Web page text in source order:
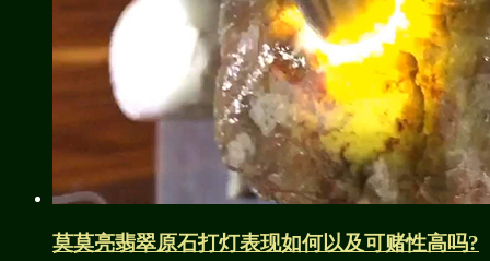
莫莫亮翡翠原石打灯表现如何以及可赌性高吗?